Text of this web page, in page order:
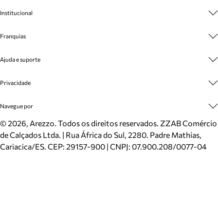
Institucional
Cashback
Venda Corporativa
Mapa do Site
Inverno
Mundo Arezzo
Franquias
Plano de Negócio
Ajuda e suporte
Cadastro
Meus Pedidos
Trocas e Devoluções
Cartão Presente
Localizador de lojas
Privacidade
Politica e Privacidade
Navegue por
Sapatos
Bolsas
Scarpins
©2026, Arezzo. Todos os direitos reservados. ZZAB Comércio
de Calçados Ltda. | Rua África do Sul, 2280. Padre Mathias,
Cariacica/ES. CEP: 29157-900 | CNPJ: 07.900.208/0077-04